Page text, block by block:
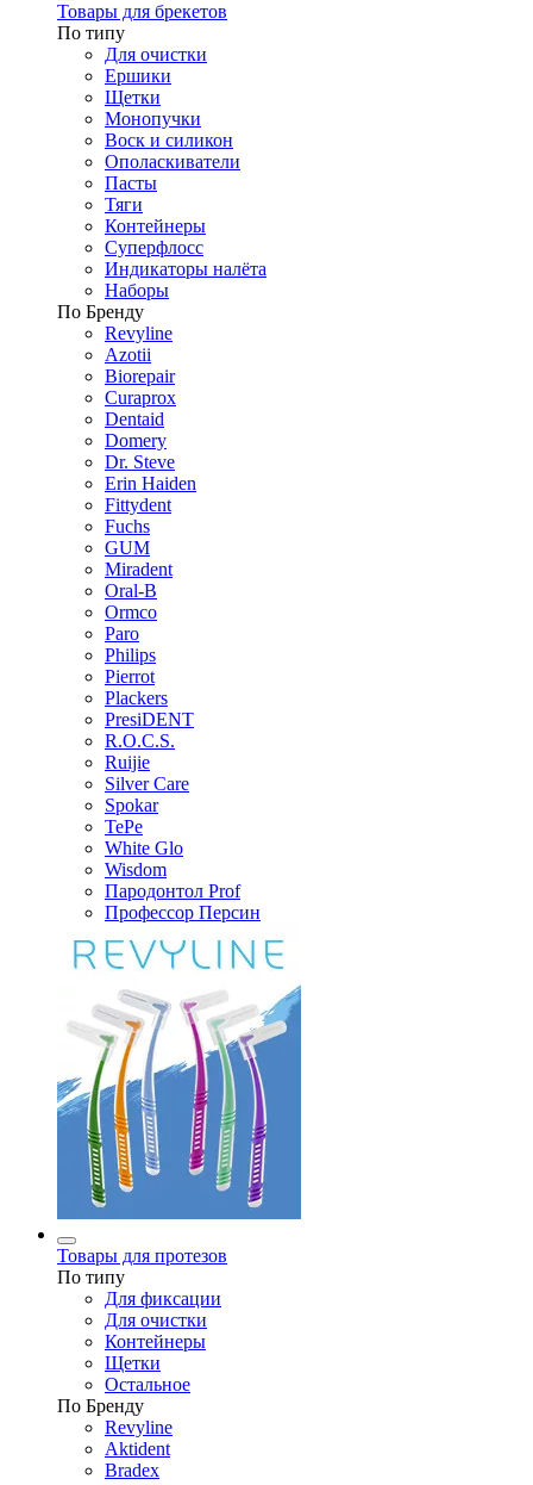
Товары для брекетов
По типу
Для очистки
Ершики
Щетки
Монопучки
Воск и силикон
Ополаскиватели
Пасты
Тяги
Контейнеры
Суперфлосс
Индикаторы налёта
Наборы
По Бренду
Revyline
Azotii
Biorepair
Curaprox
Dentaid
Domery
Dr. Steve
Erin Haiden
Fittydent
Fuchs
GUM
Miradent
Oral-B
Ormco
Paro
Philips
Pierrot
Plackers
PresiDENT
R.O.C.S.
Ruijie
Silver Care
Spokar
TePe
White Glo
Wisdom
Пародонтол Prof
Профессор Персин
Товары для протезов
По типу
Для фиксации
Для очистки
Контейнеры
Щетки
Остальное
По Бренду
Revyline
Aktident
Bradex